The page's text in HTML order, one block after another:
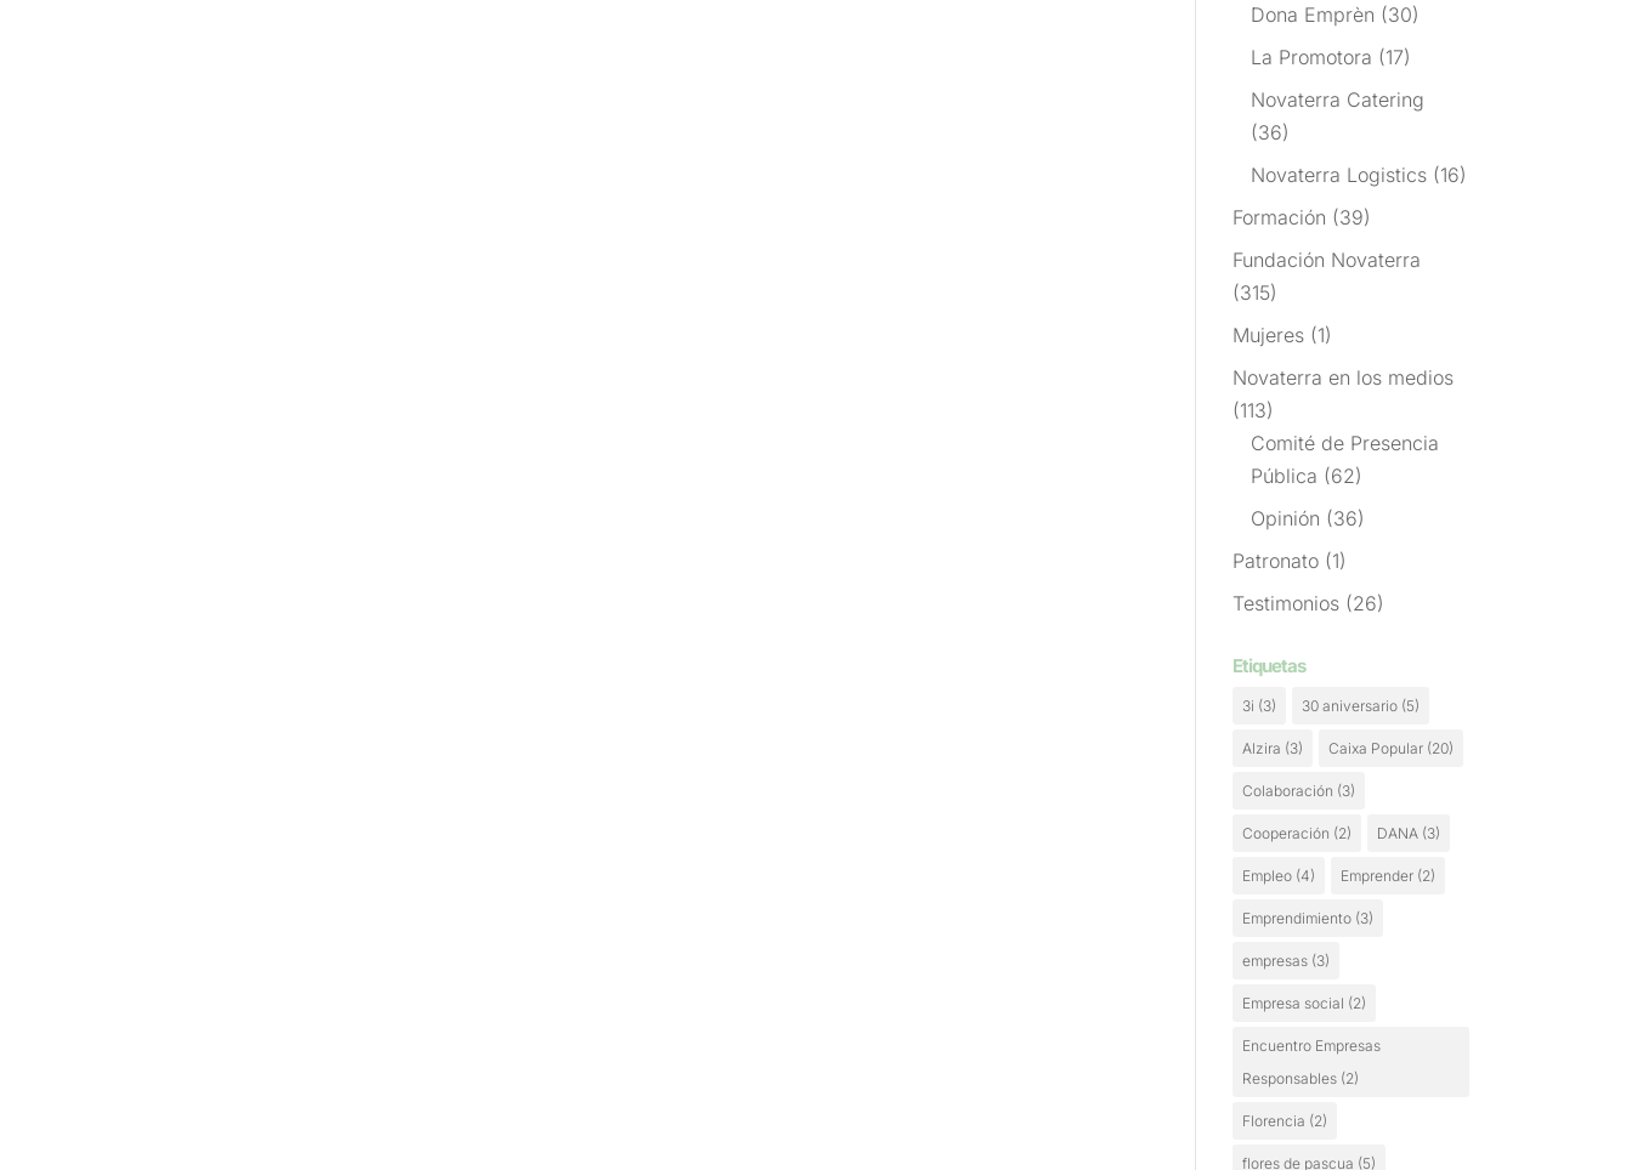
Dona Emprèn (30)
La Promotora (17)
Novaterra Catering
(36)
Novaterra Logistics (16)
Formación (39)
Fundación Novaterra
(315)
Mujeres (1)
Novaterra en los medios
(113)
Comité de Presencia
Pública (62)
Opinión (36)
Patronato (1)
Testimonios (26)
Etiquetas
3i (3) 30 aniversario (5)
Alzira (3) Caixa Popular (20)
Colaboración (3)
Cooperación (2) DANA (3)
Empleo (4) Emprender (2)
Emprendimiento (3)
empresas (3)
Empresa social (2)
Encuentro Empresas
Responsables (2)
Florencia (2)
flores de pascua (5)